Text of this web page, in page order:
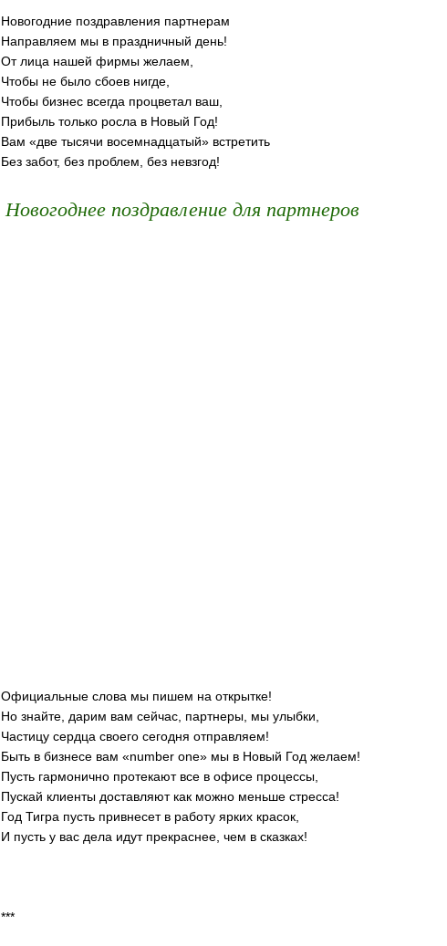
Новогодние поздравления партнерам
Направляем мы в праздничный день!
От лица нашей фирмы желаем,
Чтобы не было сбоев нигде,
Чтобы бизнес всегда процветал ваш,
Прибыль только росла в Новый Год!
Вам «две тысячи восемнадцатый» встретить
Без забот, без проблем, без невзгод!
Новогоднее поздравление для партнеров
Официальные слова мы пишем на открытке!
Но знайте, дарим вам сейчас, партнеры, мы улыбки,
Частицу сердца своего сегодня отправляем!
Быть в бизнесе вам «number one» мы в Новый Год желаем!
Пусть гармонично протекают все в офисе процессы,
Пускай клиенты доставляют как можно меньше стресса!
Год Тигра пусть привнесет в работу ярких красок,
И пусть у вас дела идут прекраснее, чем в сказках!
***